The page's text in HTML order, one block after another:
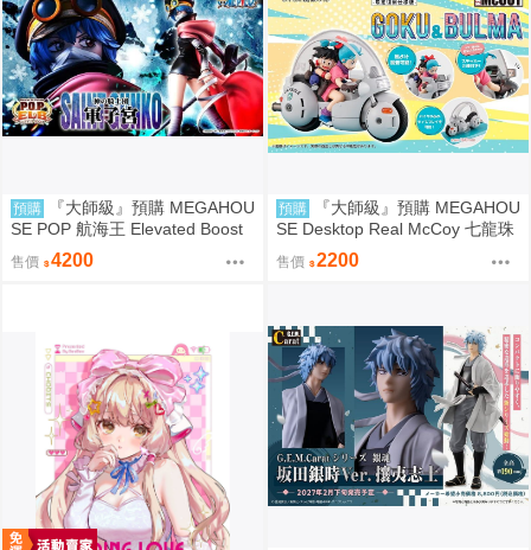
預購
『大師級』預購 MEGAHOU
SE POP 航海王 Elevated Boost
神領騎士團 曼麥亞 軍子宮
售價 4200
預購
『大師級』預購 MEGAHOU
SE Desktop Real McCoy 七龍珠
06 孫悟空&布瑪 限定復刻版
售價 2200